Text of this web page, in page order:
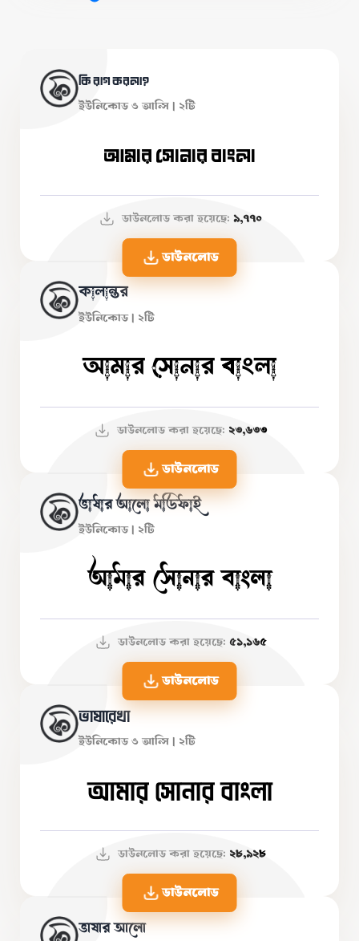
কি রাগ করলা?
ইউনিকোড ও আন্সি | ২টি
আমার সোনার বাংলা
ডাউনলোড করা হয়েছে: ৯,৭৭০
ডাউনলোড
কালান্তর
ইউনিকোড | ২টি
আমার সোনার বাংলা
ডাউনলোড করা হয়েছে: ২৩,৬৩৩
ডাউনলোড
ভাষার আলো মডিফাই
ইউনিকোড | ২টি
আমার সোনার বাংলা
ডাউনলোড করা হয়েছে: ৫১,১৬৫
ডাউনলোড
ভাষারেখা
ইউনিকোড ও আন্সি | ২টি
আমার সোনার বাংলা
ডাউনলোড করা হয়েছে: ২৮,৯২৮
ডাউনলোড
ভাষার আলো